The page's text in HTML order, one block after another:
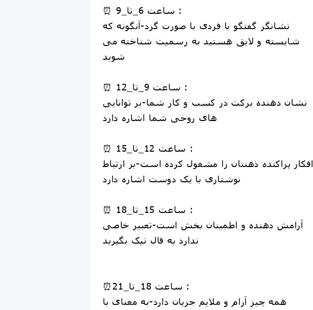
⏰ ساعت 6_تا_9 :
نشانگر گفتگو با فردی با صورت گرد-آنگونه که
شایسته و لایق هستید به رسمیت شناخته می
شوید
⏰ ساعت 9_تا_12 :
نشان دهنده برکت در کسب و کار شما-بر توانایی
های روحی شما اشاره دارد
⏰ ساعت 12_تا_15 :
افکار پراکنده ذهنتان را مشغول کرده است-بر ارتباط
نوشتاری با یک دوست اشاره دارد
⏰ ساعت 15_تا_18 :
آرامش دهنده و اطمینان بخش است-تعبیر خاصی
ندارد به فال نیک بگیرید
⏰ساعت 18_تا_21 :
همه چیز آرام و ملایم جریان دارد-به معنای با